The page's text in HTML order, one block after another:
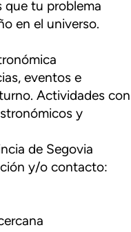
que tu problema
en el universo.
eventos e
Actividades con
y
de Segovia
y/o contacto: